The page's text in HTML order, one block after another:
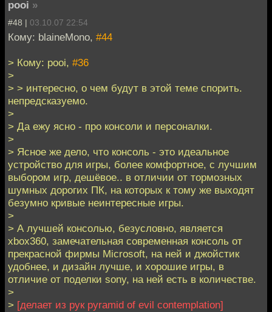
pooi »
#48 | 03.10.07 22:54
Кому: blaineMono, #44
> Кому: pooi, #36
>
> > интересно, о чем будут в этой теме спорить.
непредсказуемо.
>
> Да ежу ясно - про консоли и персоналки.
>
> Ясное же дело, что консоль - это идеальное
устройство для игры, более комфортное, с лучшим
выбором игр, дешёвое.. в отличии от тормозных
шумных дорогих ПК, на которых к тому же выходят
безумно кривые неинтересные игры.
>
> А лучшей консолью, безусловно, является
xbox360, замечательная современная консоль от
прекрасной фирмы Microsoft, на ней и джойстик
удобнее, и дизайн лучше, и хорошие игры, в
отличие от поделки sony, на ней есть в количестве.
>
> [делает из рук pyramid of evil contemplation]